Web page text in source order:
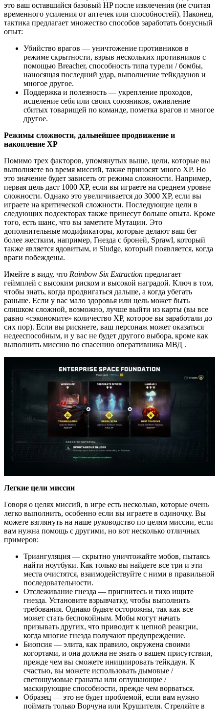
это ваш оставшийся базовый HP после извлечения (не считая
временного усиления от аптечек или способностей). Наконец,
тактика предлагает множество способов заработать бонусный
опыт:
Убийство врагов — уничтожение противников в
режиме скрытности, взрыв нескольких противников с
помощью Breacher, способность типа турели / бомбы,
наносящая последний удар, выполнение тейкдаунов и
многое другое.
Поддержка и полезность — укрепление проходов,
исцеление себя или своих союзников, оживление
сбитых товарищей по команде, пометка врагов и многое
другое.
Режимы сложности, дальнейшее продвижение и
накопление XP
Помимо трех факторов, упомянутых выше, цели, которые вы
выполняете во время миссий, также приносят много XP. Но
это значение будет зависеть от режима сложности. Например,
первая цель даст 1000 XP, если вы играете на среднем уровне
сложности. Однако это увеличивается до 3000 XP, если вы
играете на критической сложности. Последующие цели в
следующих подсекторах также принесут больше опыта. Кроме
того, есть шанс, что вы заметите Мутации. Это
дополнительные модификаторы, которые делают ваш бег
более жестким, например, Гнезда с броней, Sprawl, который
также является ядовитым, и Sludge, который появляется, когда
враги побеждены.
Имейте в виду, что Rainbow Six Extraction предлагает
геймплей с высоким риском и высокой наградой. Ключ в том,
чтобы знать, когда продвигаться дальше, а когда убегать
раньше. Если у вас мало здоровья или цель может быть
слишком сложной, возможно, лучше выйти из карты (вы все
равно «сэкономите» количество XP, которое вы заработали до
сих пор). Если вы рискнете, ваш персонаж может оказаться
недееспособным, и у вас не будет другого выбора, кроме как
выполнить миссию по спасению оперативника МВД .
Легкие цели миссии
Говоря о целях миссий, в игре есть несколько, которые очень
легко выполнить, особенно если вы играете в одиночку. Вы
можете взглянуть на наше руководство по целям миссии, если
вам нужна помощь с другими, но вот несколько отличных
примеров:
Триангуляция — скрытно уничтожайте мобов, пытаясь
найти ноутбуки. Как только вы найдете все три и эти
места очистятся, взаимодействуйте с ними в правильной
последовательности.
Отслеживание гнезда — пригнитесь и тихо ищите
гнезда. Установите взрывчатку, чтобы выполнить
требования. Однако будьте осторожны, так как все
может стать беспокойным. Мобы могут начать
призывать других, что приводит к цепной реакции,
когда многие гнезда получают предупреждение.
Биопсия — элита, как правило, окружена своими
когортами, и она должна не знать о вашем присутствии,
прежде чем вы сможете инициировать тейкдаун. К
счастью, вы можете использовать дымовые /
светошумовые гранаты или оглушающие /
маскирующие способности, прежде чем ворваться.
Образец — это не будет проблемой, если вам нужно
поймать только Ворчуна или Крушителя. Стреляйте в